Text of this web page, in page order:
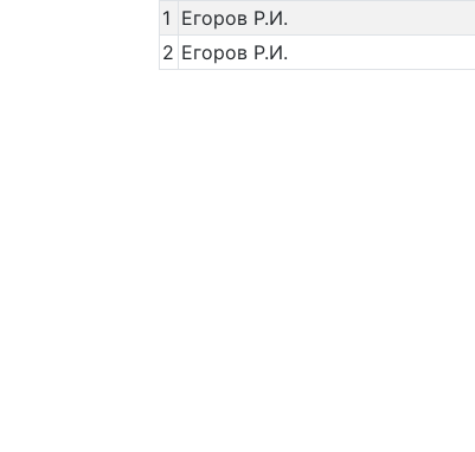
1 Егоров Р.И.
2 Егоров Р.И.